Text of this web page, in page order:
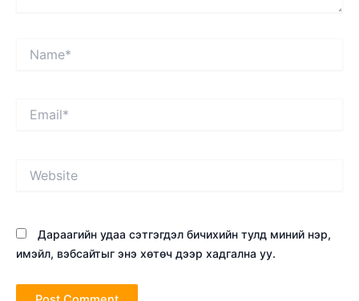
Дараагийн удаа сэтгэгдэл бичихийн тулд миний нэр,
имэйл, вэбсайтыг энэ хөтөч дээр хадгална уу.